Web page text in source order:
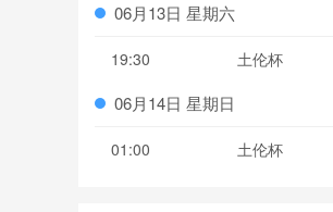
06月13日 星期六
19:30 土伦杯
06月14日 星期日
01:00 土伦杯